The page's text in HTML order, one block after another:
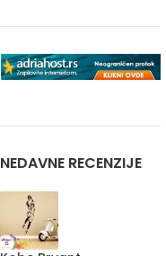
NEDAVNE RECENZIJE